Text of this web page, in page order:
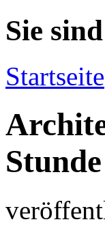
Sie
Startseite